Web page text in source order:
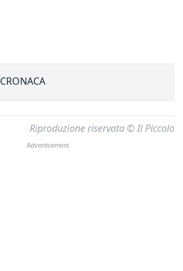
CRONACA
Riproduzione riservata © Il Piccolo